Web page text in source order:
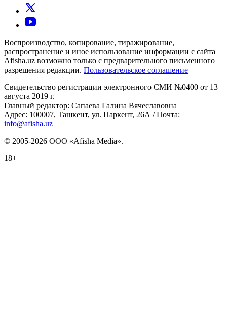
Воспроизводство, копирование, тиражирование,
распространение и иное использование информации с сайта
Afisha.uz возможно только с предварительного письменного
разрешения редакции. Пользовательское соглашение
Свидетельство регистрации электронного СМИ №0400 от 13
августа 2019 г.
Главный редактор: Сапаева Галина Вячеславовна
Адрес: 100007, Ташкент, ул. Паркент, 26А / Почта:
info@afisha.uz
© 2005-2026 ООО «Afisha Media».
18+